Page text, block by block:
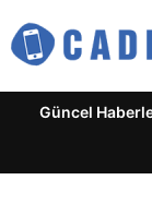
Güncel